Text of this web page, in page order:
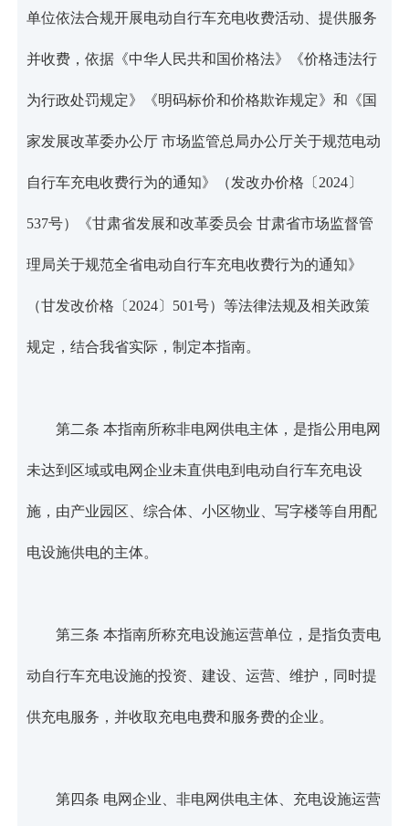
单位依法合规开展电动自行车充电收费活动、提供服务
并收费，依据《中华人民共和国价格法》《价格违法行
为行政处罚规定》《明码标价和价格欺诈规定》和《国
家发展改革委办公厅 市场监管总局办公厅关于规范电动
自行车充电收费行为的通知》（发改办价格〔2024〕
537号）《甘肃省发展和改革委员会 甘肃省市场监督管
理局关于规范全省电动自行车充电收费行为的通知》
（甘发改价格〔2024〕501号）等法律法规及相关政策
规定，结合我省实际，制定本指南。
第二条 本指南所称非电网供电主体，是指公用电网
未达到区域或电网企业未直供电到电动自行车充电设
施，由产业园区、综合体、小区物业、写字楼等自用配
电设施供电的主体。
第三条 本指南所称充电设施运营单位，是指负责电
动自行车充电设施的投资、建设、运营、维护，同时提
供充电服务，并收取充电电费和服务费的企业。
第四条 电网企业、非电网供电主体、充电设施运营